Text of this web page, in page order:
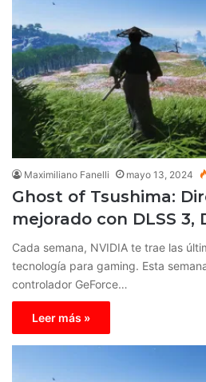
Maximiliano Fanelli mayo 13, 2024
Ghost of Tsushima:
mejorado con DLSS 3,
Cada semana, NVIDIA te trae las
tecnología para gaming. Esta
controlador GeForce…
Leer más »